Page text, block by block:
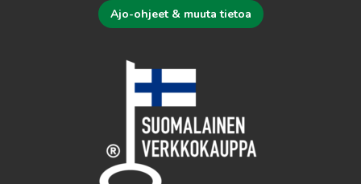
Ajo-ohjeet & muuta tietoa